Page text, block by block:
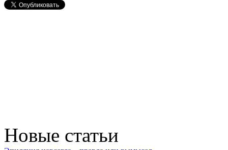
Новые статьи